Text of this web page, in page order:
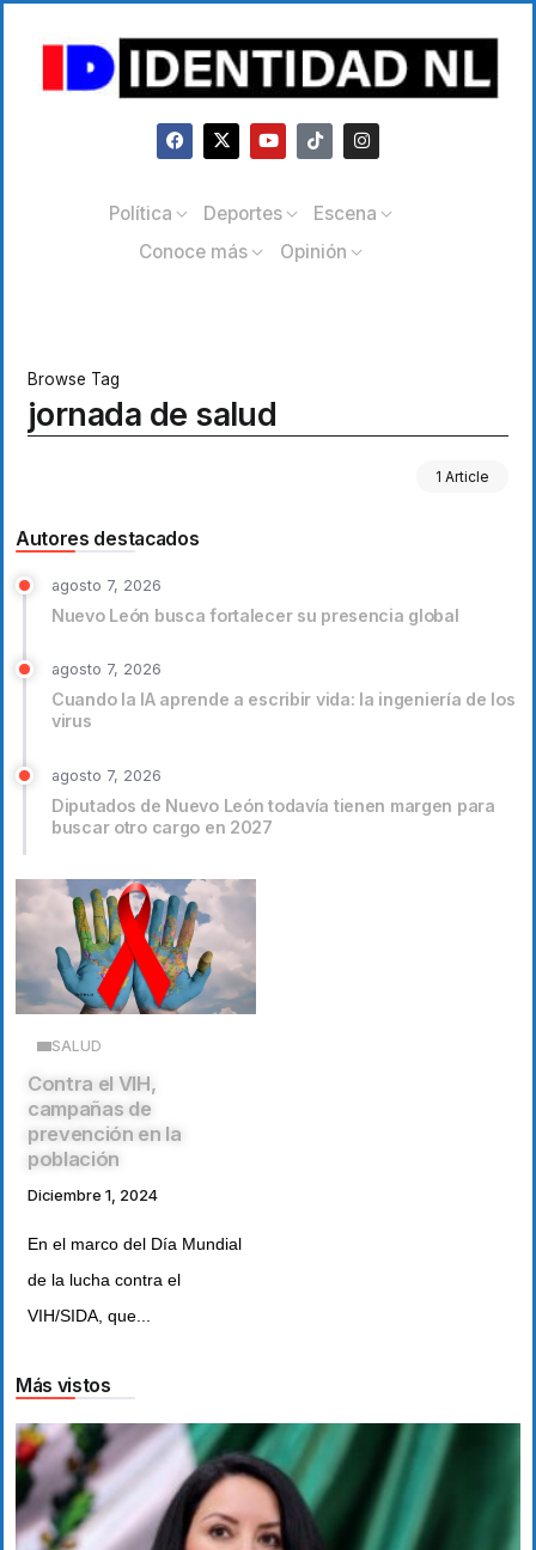
Política Deportes
Escena
Conoce más
Opinión
Browse Tag
jornada de salud
1 Article
Autores destacados
agosto 7, 2026
Nuevo León busca fortalecer su presencia global
agosto 7, 2026
Cuando la IA aprende a escribir vida: la ingeniería de los
virus
agosto 7, 2026
Diputados de Nuevo León todavía tienen margen para
buscar otro cargo en 2027
SALUD
Contra el VIH,
campañas de
prevención en la
población
Diciembre 1, 2024
En el marco del Día Mundial
de la lucha contra el
VIH/SIDA, que...
Más vistos